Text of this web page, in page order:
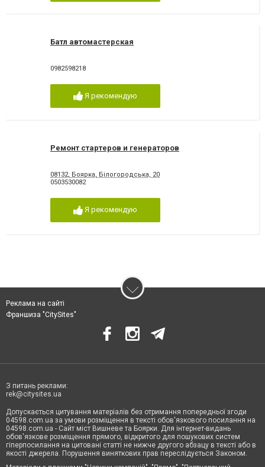
Батл автомастерская
0982598218
Я рекомендую
Ремонт стартеров и генераторов
08132, Боярка, Білогородська, 20
0503530082
Я рекомендую
Реклама на сайті
Франшиза "CitySites"
З питань реклами:
rek@citysites.ua
Допускається цитування матеріалів без отримання попередньої згоди
04598.com.ua за умови розміщення в тексті обов'язкового посилання на
04598.com.ua - Сайт міст Вишневе та Боярки. Для інтернет-видань
обов'язкове розміщення прямого, відкритого для пошукових систем
гіперпосилання на цитовані статті не нижче другого абзацу в тексті або в
якості джерела. Порушення виняткових прав переслідується Законом.